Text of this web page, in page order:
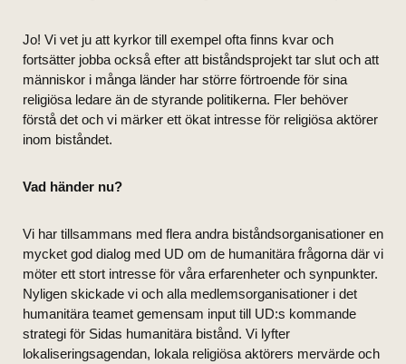
Jo! Vi vet ju att kyrkor till exempel ofta finns kvar och
fortsätter jobba också efter att biståndsprojekt tar slut och att
människor i många länder har större förtroende för sina
religiösa ledare än de styrande politikerna. Fler behöver
förstå det och vi märker ett ökat intresse för religiösa aktörer
inom biståndet.
Vad händer nu?
Vi har tillsammans med flera andra biståndsorganisationer en
mycket god dialog med UD om de humanitära frågorna där vi
möter ett stort intresse för våra erfarenheter och synpunkter.
Nyligen skickade vi och alla medlemsorganisationer i det
humanitära teamet gemensam input till UD:s kommande
strategi för Sidas humanitära bistånd. Vi lyfter
lokaliseringsagendan, lokala religiösa aktörers mervärde och